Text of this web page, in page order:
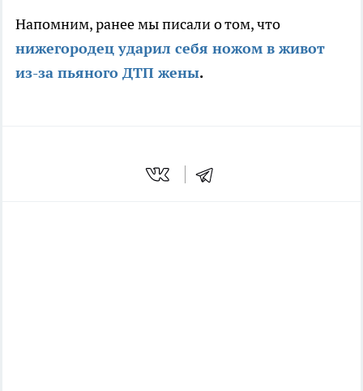
Напомним, ранее мы писали о том, что
нижегородец ударил себя ножом в живот
из-за пьяного ДТП жены.